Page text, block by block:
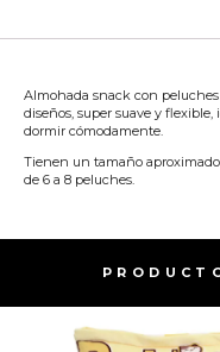
Almohada snack con
diseños, super suave y
dormir cómodamente.
Tienen un tamaño
de 6 a 8 peluches.